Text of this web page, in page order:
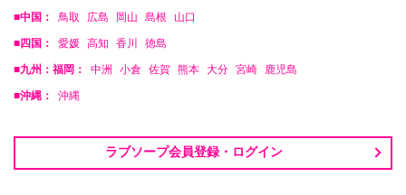
■中国： 鳥取 広島 岡山 島根 山口
■四国： 愛媛 高知 香川 徳島
■九州：福岡： 中洲 小倉 佐賀 熊本 大分 宮崎 鹿児島
■沖縄： 沖縄
ラブソープ会員登録・ログイン